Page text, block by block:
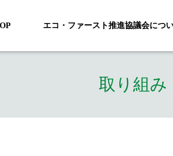
エコ・ファースト推進協議会につ
取り組み